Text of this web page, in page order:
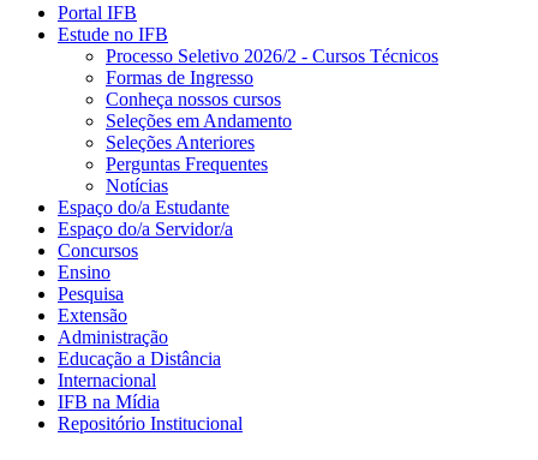
Portal IFB
Estude no IFB
Processo Seletivo 2026/2 - Cursos Técnicos
Formas de Ingresso
Conheça nossos cursos
Seleções em Andamento
Seleções Anteriores
Perguntas Frequentes
Notícias
Espaço do/a Estudante
Espaço do/a Servidor/a
Concursos
Ensino
Pesquisa
Extensão
Administração
Educação a Distância
Internacional
IFB na Mídia
Repositório Institucional